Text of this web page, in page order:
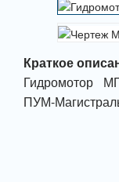
Краткое
Гидромотор
ПУМ-